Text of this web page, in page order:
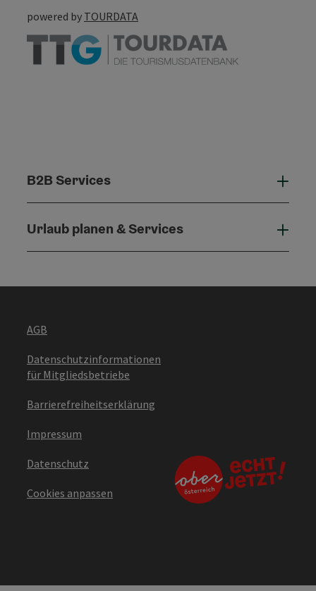
powered by TOURDATA
B2B Services
Urlaub planen & Services
AGB
Datenschutzinformationen
für Mitgliedsbetriebe
Barrierefreiheitserklärung
Impressum
Datenschutz
Cookies anpassen